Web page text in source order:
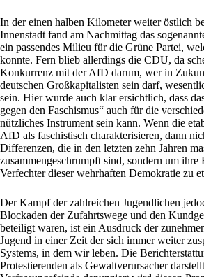
In der einen halben Kilometer weiter östlich
Innenstadt fand am Nachmittag das
ein passendes Milieu für die Grüne Partei,
konnte. Fern blieb allerdings die CDU, da
Konkurrenz mit der AfD darum, wer in
deutschen Großkapitalisten sein darf,
sein. Hier wurde auch klar ersichtlich, dass
gegen den Faschismus“ auch für die
nützliches Instrument sein kann. Wenn die
AfD als faschistisch charakterisieren, dann
Differenzen, die in den letzten zehn Jahren
zusammengeschrumpft sind, sondern um ihre
Verfechter dieser wehrhaften Demokratie zu
Der Kampf der zahlreichen Jugendlichen
Blockaden der Zufahrtswege und den
beteiligt waren, ist ein Ausdruck der
Jugend in einer Zeit der sich immer weiter
Systems, in dem wir leben. Die
Protestierenden als Gewaltverursacher